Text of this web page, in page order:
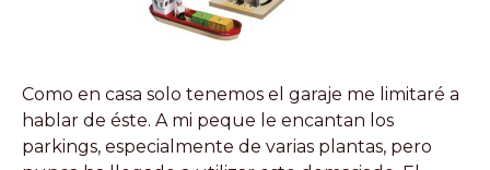
Como en casa solo tenemos el garaje me limitaré a
hablar de éste. A mi peque le encantan los
parkings, especialmente de varias plantas, pero